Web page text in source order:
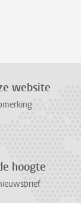
website
hoogte